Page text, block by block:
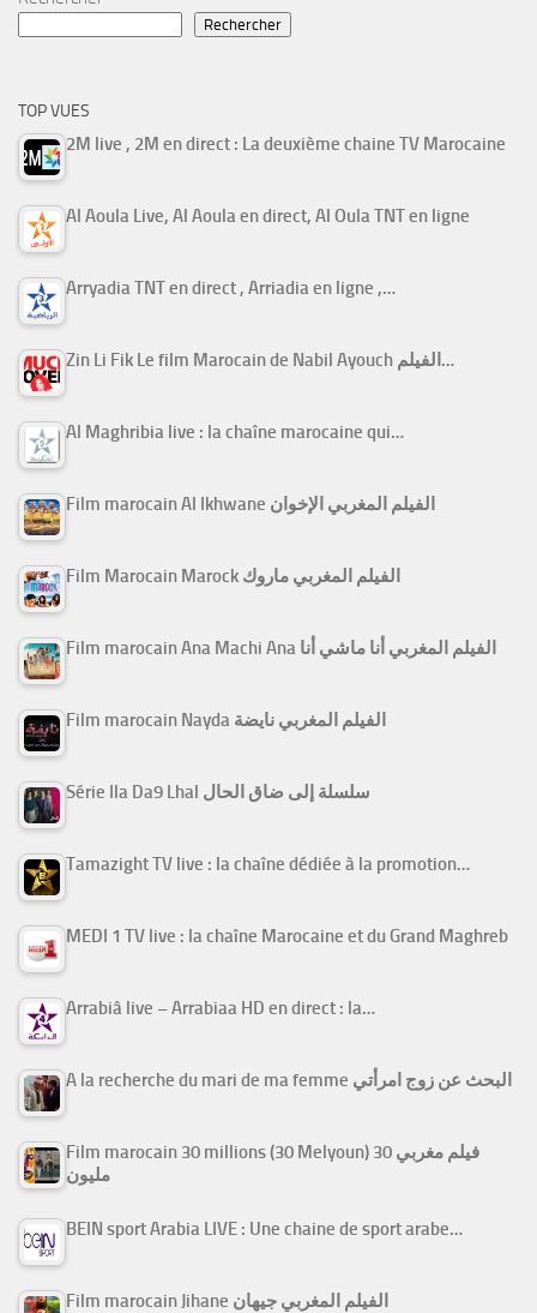
Rechercher
TOP VUES
2M live , 2M en direct : La deuxième chaine TV Marocaine
Al Aoula Live, Al Aoula en direct, Al Oula TNT en ligne
Arryadia TNT en direct , Arriadia en ligne ,…
Zin Li Fik Le film Marocain de Nabil Ayouch الفيلم…
Al Maghribia live : la chaîne marocaine qui…
Film marocain Al Ikhwane الفيلم المغربي الإخوان
Film Marocain Marock الفيلم المغربي ماروك
Film marocain Ana Machi Ana الفيلم المغربي أنا ماشي أنا
Film marocain Nayda الفيلم المغربي نايضة
Série Ila Da9 Lhal سلسلة إلى ضاق الحال
Tamazight TV live : la chaîne dédiée à la promotion…
MEDI 1 TV live : la chaîne Marocaine et du Grand Maghreb
Arrabiâ live – Arrabiaa HD en direct : la…
A la recherche du mari de ma femme البحث عن زوج امرأتي
Film marocain 30 millions (30 Melyoun) فيلم مغربي 30
مليون
BEIN sport Arabia LIVE : Une chaine de sport arabe…
Film marocain Jihane الفيلم المغربي جيهان